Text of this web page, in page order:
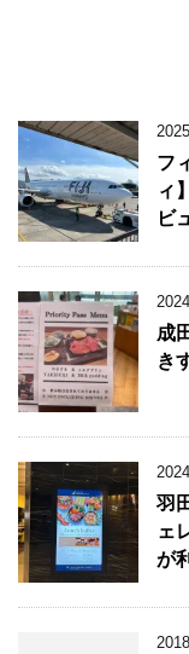
フ
ィ
ビ
成
き
羽
ェ
が